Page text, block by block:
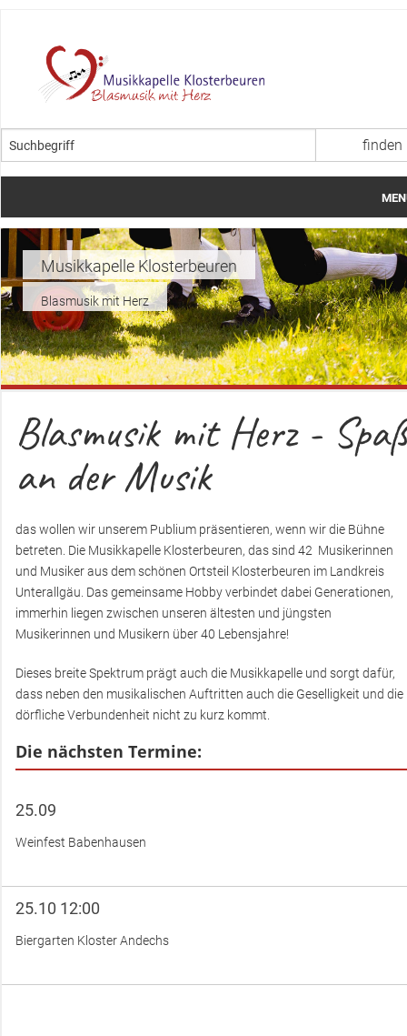
Startseite
Über uns
Termine
Aktuelles
Förderverein
Kontakt
Musikkapelle Klosterbeuren
Blasmusik mit Herz
Blasmusik mit Herz - Spaß
an der Musik
das wollen wir unserem Publium präsentieren, wenn wir die Bühne
betreten. Die Musikkapelle Klosterbeuren, das sind 42 Musikerinnen
und Musiker aus dem schönen Ortsteil Klosterbeuren im Landkreis
Unterallgäu. Das gemeinsame Hobby verbindet dabei Generationen,
immerhin liegen zwischen unseren ältesten und jüngsten
Musikerinnen und Musikern über 40 Lebensjahre!
Dieses breite Spektrum prägt auch die Musikkapelle und sorgt dafür,
dass neben den musikalischen Auftritten auch die Geselligkeit und die
dörfliche Verbundenheit nicht zu kurz kommt.
Die nächsten Termine:
25.09
Weinfest Babenhausen
25.10 12:00
Biergarten Kloster Andechs